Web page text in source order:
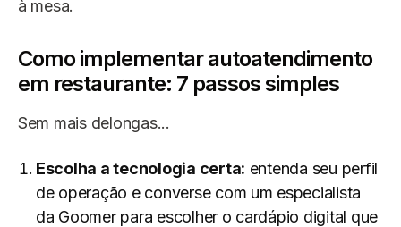
à mesa.
Como implementar autoatendimento
em restaurante: 7 passos simples
Sem mais delongas...
Escolha a tecnologia certa: entenda seu perfil
de operação e converse com um especialista
da Goomer para escolher o cardápio digital que